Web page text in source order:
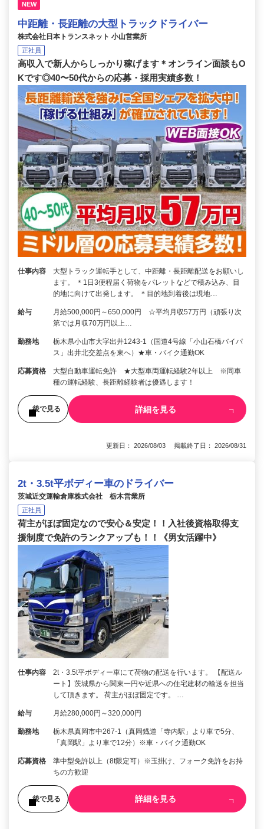
NEW
中距離・長距離の大型トラックドライバー
株式会社日本トランスネット 小山営業所
正社員
高収入で新人からしっかり稼げます＊オンライン面談もO
Kです◎40〜50代からの応募・採用実績多数！
仕事内容
大型トラック運転手として、中距離・長距離配送をお願いし
ます。 ＊1日3便程届く荷物をパレットなどで積み込み、目
的地に向けて出発します。 ＊目的地到着後は現地…
給与
月給500,000円～650,000円 ☆平均月収57万円（頑張り次
第では月収70万円以上…
勤務地
栃木県小山市大字出井1243-1（国道4号線「小山石橋バイパ
ス」出井北交差点を東へ）★車・バイク通勤OK
応募資格
大型自動車運転免許 ★大型車両運転経験2年以上 ※同車
種の運転経験、長距離経験者は優遇します！
後で見る 詳細を見る
更新日： 2026/08/03 掲載終了日： 2026/08/31
2t・3.5t平ボディー車のドライバー
茨城近交運輸倉庫株式会社 栃木営業所
正社員
荷主がほぼ固定なので安心＆安定！！入社後資格取得支
援制度で免許のランクアップも！！《男女活躍中》
仕事内容
2t・3.5t平ボディー車にて荷物の配送を行います。 【配送ル
ート】茨城県から関東一円や近県への住宅建材の輸送を担当
して頂きます。 荷主がほぼ固定です。 …
給与 月給280,000円～320,000円
勤務地
栃木県真岡市中267-1（真岡鐡道「寺内駅」より車で5分、
「真岡駅」より車で12分）※車・バイク通勤OK
応募資格
準中型免許以上（8t限定可）※玉掛け、フォーク免許をお持
ちの方歓迎
後で見る 詳細を見る